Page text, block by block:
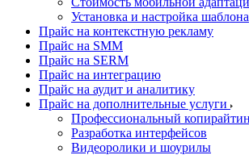
Установка и настройка шаблона
Прайс на контекстную рекламу
Прайс на SMM
Прайс на SERM
Прайс на интеграцию
Прайс на аудит и аналитику
Прайс на дополнительные услуги
Профессиональный
Разработка интерфейсов
Видеоролики и шоурилы